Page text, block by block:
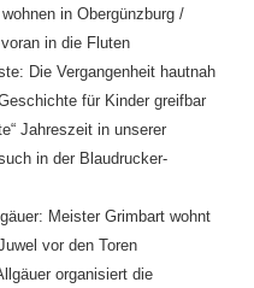
in Obergünzburg /
in die Fluten
Die Vergangenheit hautnah
für Kinder greifbar
Jahreszeit in unserer
in der Blaudrucker-
Meister Grimbart wohnt
vor den Toren
organisiert die